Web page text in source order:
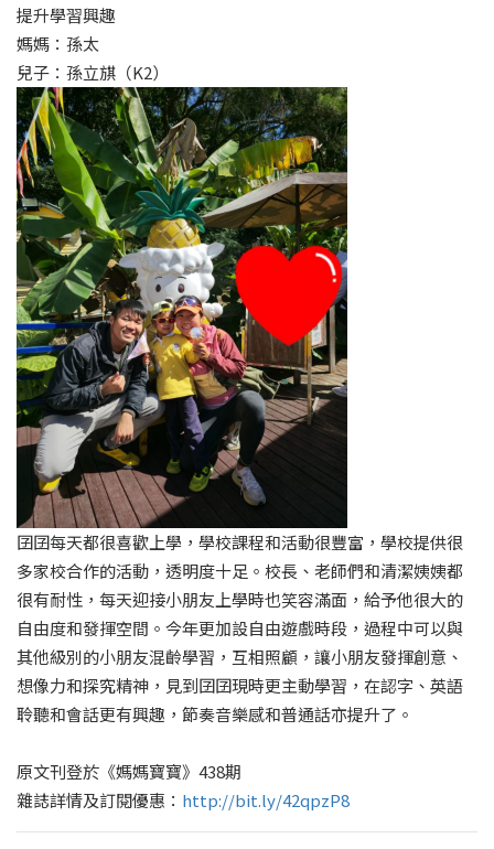
提升學習興趣
媽媽：孫太
兒子：孫立𣄃（K2）
囝囝每天都很喜歡上學，學校課程和活動很豐富，學校提供很
多家校合作的活動，透明度十足。校長、老師們和清潔姨姨都
很有耐性，每天迎接小朋友上學時也笑容滿面，給予他很大的
自由度和發揮空間。今年更加設自由遊戲時段，過程中可以與
其他級別的小朋友混齡學習，互相照顧，讓小朋友發揮創意、
想像力和探究精神，見到囝囝現時更主動學習，在認字、英語
聆聽和會話更有興趣，節奏音樂感和普通話亦提升了。
原文刊登於《媽媽寶寶》438期
雜誌詳情及訂閱優惠： http://bit.ly/42qpzP8